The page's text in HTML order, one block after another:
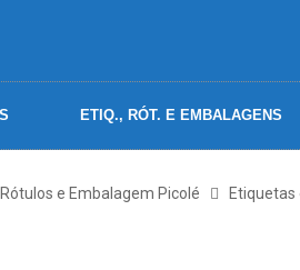
ETIQ., RÓT. E EMBALAGENS
e Embalagem Picolé Etiquetas